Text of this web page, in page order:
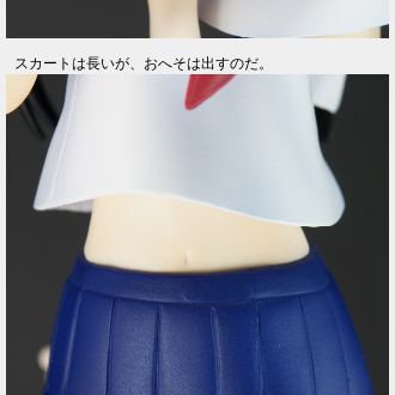
スカートは長いが、おへそは出すのだ。